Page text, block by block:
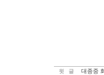
윗 글 대종중